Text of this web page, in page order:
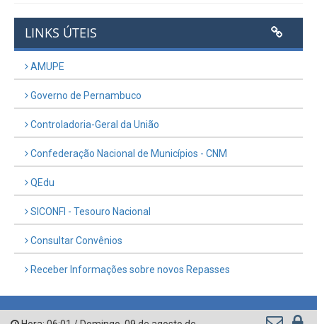
LINKS ÚTEIS
AMUPE
Governo de Pernambuco
Controladoria-Geral da União
Confederação Nacional de Municípios - CNM
QEdu
SICONFI - Tesouro Nacional
Consultar Convênios